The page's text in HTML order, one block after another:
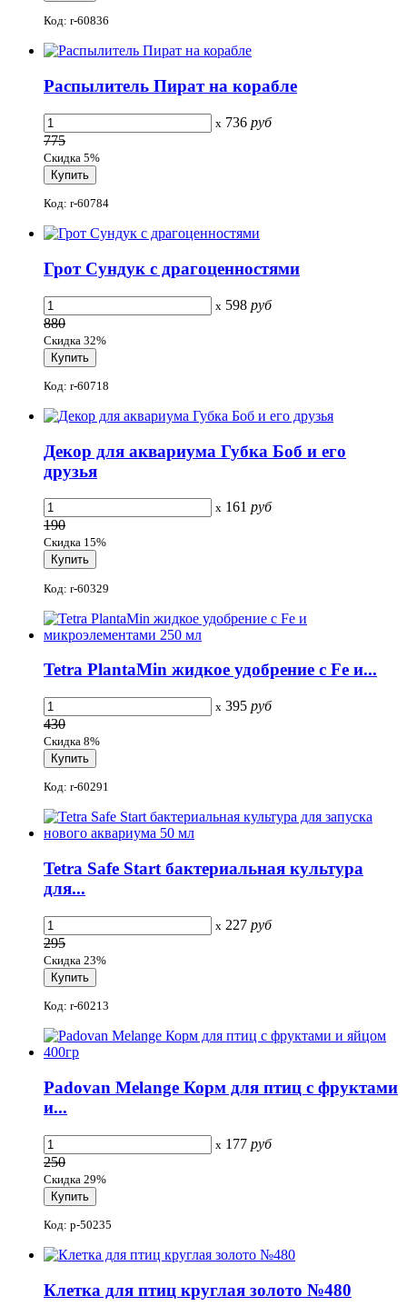
Код: r-60836
Распылитель Пират на корабле
x 736 руб
775
Скидка 5%
Код: r-60784
Грот Сундук с драгоценностями
x 598 руб
880
Скидка 32%
Код: r-60718
Декор для аквариума Губка Боб и его
друзья
x 161 руб
190
Скидка 15%
Код: r-60329
Tetra PlantaMin жидкое удобрение с Fe и...
x 395 руб
430
Скидка 8%
Код: r-60291
Tetra Safe Start бактериальная культура
для...
x 227 руб
295
Скидка 23%
Код: r-60213
Padovan Melange Корм для птиц с фруктами
и...
x 177 руб
250
Скидка 29%
Код: p-50235
Клетка для птиц круглая золото №480